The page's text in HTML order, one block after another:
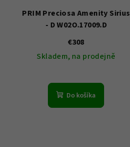
PRIM Preciosa Amenity Sirius
- D W02O.17009.D
€308
Skladem, na prodejně
Do košíka